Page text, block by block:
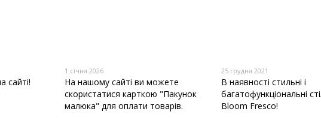
сайті!
1 січня 2026
На нашому сайті ви можете
скористатися карткою "Пакунок
малюка" для оплати товарів.
25 грудня 2021
В наявності стильні і
багатофункціональні
Bloom Fresco!